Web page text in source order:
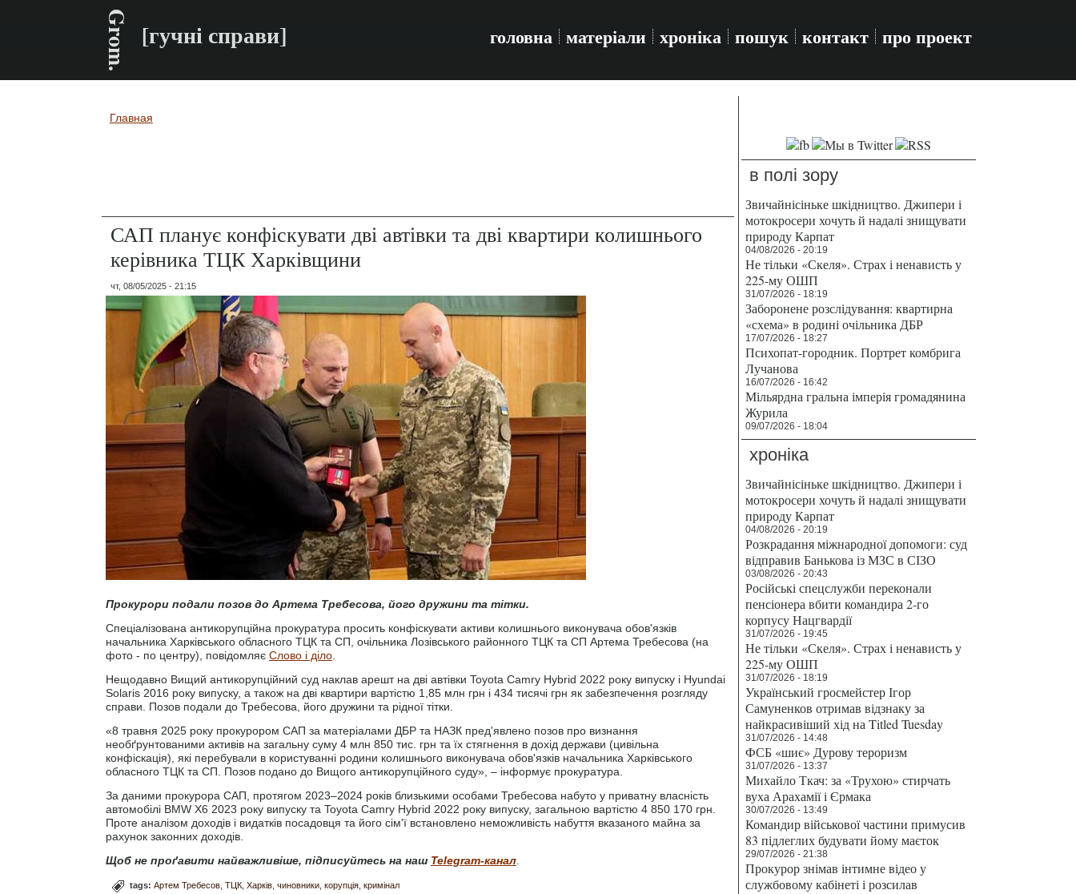
Grom. [гучні справи] головна матеріали хроніка пошук контакт про проект
Вы здесь
Главная
САП планує конфіскувати дві автівки та дві квартири колишнього
керівника ТЦК Харківщини
чт, 08/05/2025 - 21:15
Прокурори подали позов до Артема Требесова, його дружини та тітки.
Спеціалізована антикорупційна прокуратура просить конфіскувати активи колишнього виконувача обов'язків
начальника Харківського обласного ТЦК та СП, очільника Лозівського районного ТЦК та СП Артема Требесова (на
фото - по центру), повідомляє Слово і діло
Нещодавно Вищий антикорупційний суд наклав арешт на дві автівки Toyota Camry Hybrid 2022 року випуску і Hyundai
Solaris 2016 року випуску, а також на дві квартири вартістю 1,85 млн грн і 434 тисячі грн як забезпечення розгляду
справи. Позов подали до Требесова, його дружини та рідної тітки.
«8 травня 2025 року прокурором САП за матеріалами ДБР та НАЗК пред'явлено позов про визнання
необґрунтованими активів на загальну суму 4 млн 850 тис. грн та їх стягнення в дохід держави (цивільна
конфіскація), які перебували в користуванні родини колишнього виконувача обов'язків начальника Харківського
обласного ТЦК та СП. Позов подано до Вищого антикорупційного суду», – інформує прокуратура.
За даними прокурора САП, протягом 2023–2024 років близькими особами Требесова набуто у приватну власність
автомобілі BMW X6 2023 року випуску та Toyota Camry Hybrid 2022 року випуску, загальною вартістю 4 850 170 грн.
Проте аналізом доходів і видатків посадовця та його сім'ї встановлено неможливість набуття вказаного майна за
рахунок законних доходів.
Щоб не проґавити найважливіше, підписуйтесь на наш Telegram-канал
tags: Артем Требесов ТЦК Харків чиновники корупція кримінал
в полі зору
Звичайнісіньке шкідництво. Джипери і
мотокросери хочуть й надалі знищувати
природу Карпат
04/08/2026 - 20:19
Не тільки «Скеля». Страх і ненависть у
225-му ОШП
31/07/2026 - 18:19
Заборонене розслідування: квартирна
«схема» в родині очільника ДБР
17/07/2026 - 18:27
Психопат-городник. Портрет комбрига
Лучанова
16/07/2026 - 16:42
Мільярдна гральна імперія громадянина
Журила
09/07/2026 - 18:04
хроніка
Звичайнісіньке шкідництво. Джипери і
мотокросери хочуть й надалі знищувати
природу Карпат
04/08/2026 - 20:19
Розкрадання міжнародної допомоги: суд
відправив Банькова із МЗС в СІЗО
03/08/2026 - 20:43
Російські спецслужби переконали
пенсіонера вбити командира 2-го
корпусу Нацгвардії
31/07/2026 - 19:45
Не тільки «Скеля». Страх і ненависть у
225-му ОШП
31/07/2026 - 18:19
Український гросмейстер Ігор
Самуненков отримав відзнаку за
найкрасивіший хід на Titled Tuesday
31/07/2026 - 14:48
ФСБ «шиє» Дурову тероризм
31/07/2026 - 13:37
Михайло Ткач: за «Трухою» стирчать
вуха Арахамії і Єрмака
30/07/2026 - 13:49
Командир військової частини примусив
83 підлеглих будувати йому маєток
29/07/2026 - 21:38
Прокурор знімав інтимне відео у
службовому кабінеті і розсилав